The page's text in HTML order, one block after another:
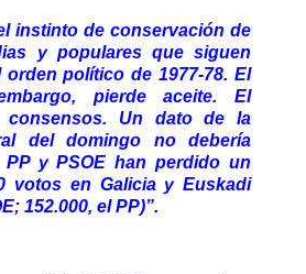
instinto de conservación de
y populares que siguen
político de 1977-78. El
pierde aceite. El
consensos. Un dato de la
del domingo no debería
y PSOE han perdido un
votos en Galicia y Euskadi
152.000, el PP)”.